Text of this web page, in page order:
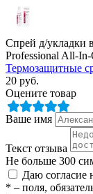
Спрей д/укладки
Professional All-
Термозащитные
20 руб.
Оцените товар
Ваше имя
Текст отзыва
Не больше 300
Даю согласие
* – поля,